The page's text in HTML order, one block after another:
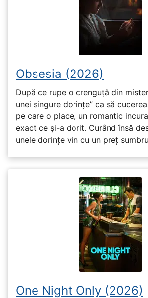
Obsesia (2026)
După ce rupe o crenguță din
unei singure dorințe” ca să
pe care o place, un romantic
exact ce și-a dorit. Curând însă
unele dorințe vin cu un preț
One Night Only (2026)